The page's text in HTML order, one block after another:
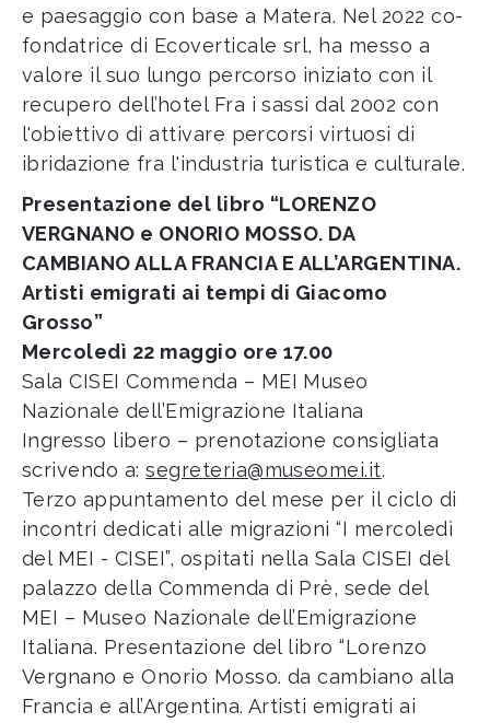
e paesaggio con base a Matera. Nel 2022 co-
fondatrice di Ecoverticale srl, ha messo a
valore il suo lungo percorso iniziato con il
recupero dell’hotel Fra i sassi dal 2002 con
l'obiettivo di attivare percorsi virtuosi di
ibridazione fra l'industria turistica e culturale.
Presentazione del libro “LORENZO
VERGNANO e ONORIO MOSSO. DA
CAMBIANO ALLA FRANCIA E ALL’ARGENTINA.
Artisti emigrati ai tempi di Giacomo
Grosso”
Mercoledì 22 maggio ore 17.00
Sala CISEI Commenda – MEI Museo
Nazionale dell’Emigrazione Italiana
Ingresso libero – prenotazione consigliata
scrivendo a:segreteria@museomei.it.
Terzo appuntamento del mese per il ciclo di
incontri dedicati alle migrazioni “I mercoledì
del MEI - CISEI”, ospitati nella Sala CISEI del
palazzo della Commenda di Prè, sede del
MEI – Museo Nazionale dell’Emigrazione
Italiana. Presentazione del libro “Lorenzo
Vergnano e Onorio Mosso. da cambiano alla
Francia e all’Argentina. Artisti emigrati ai